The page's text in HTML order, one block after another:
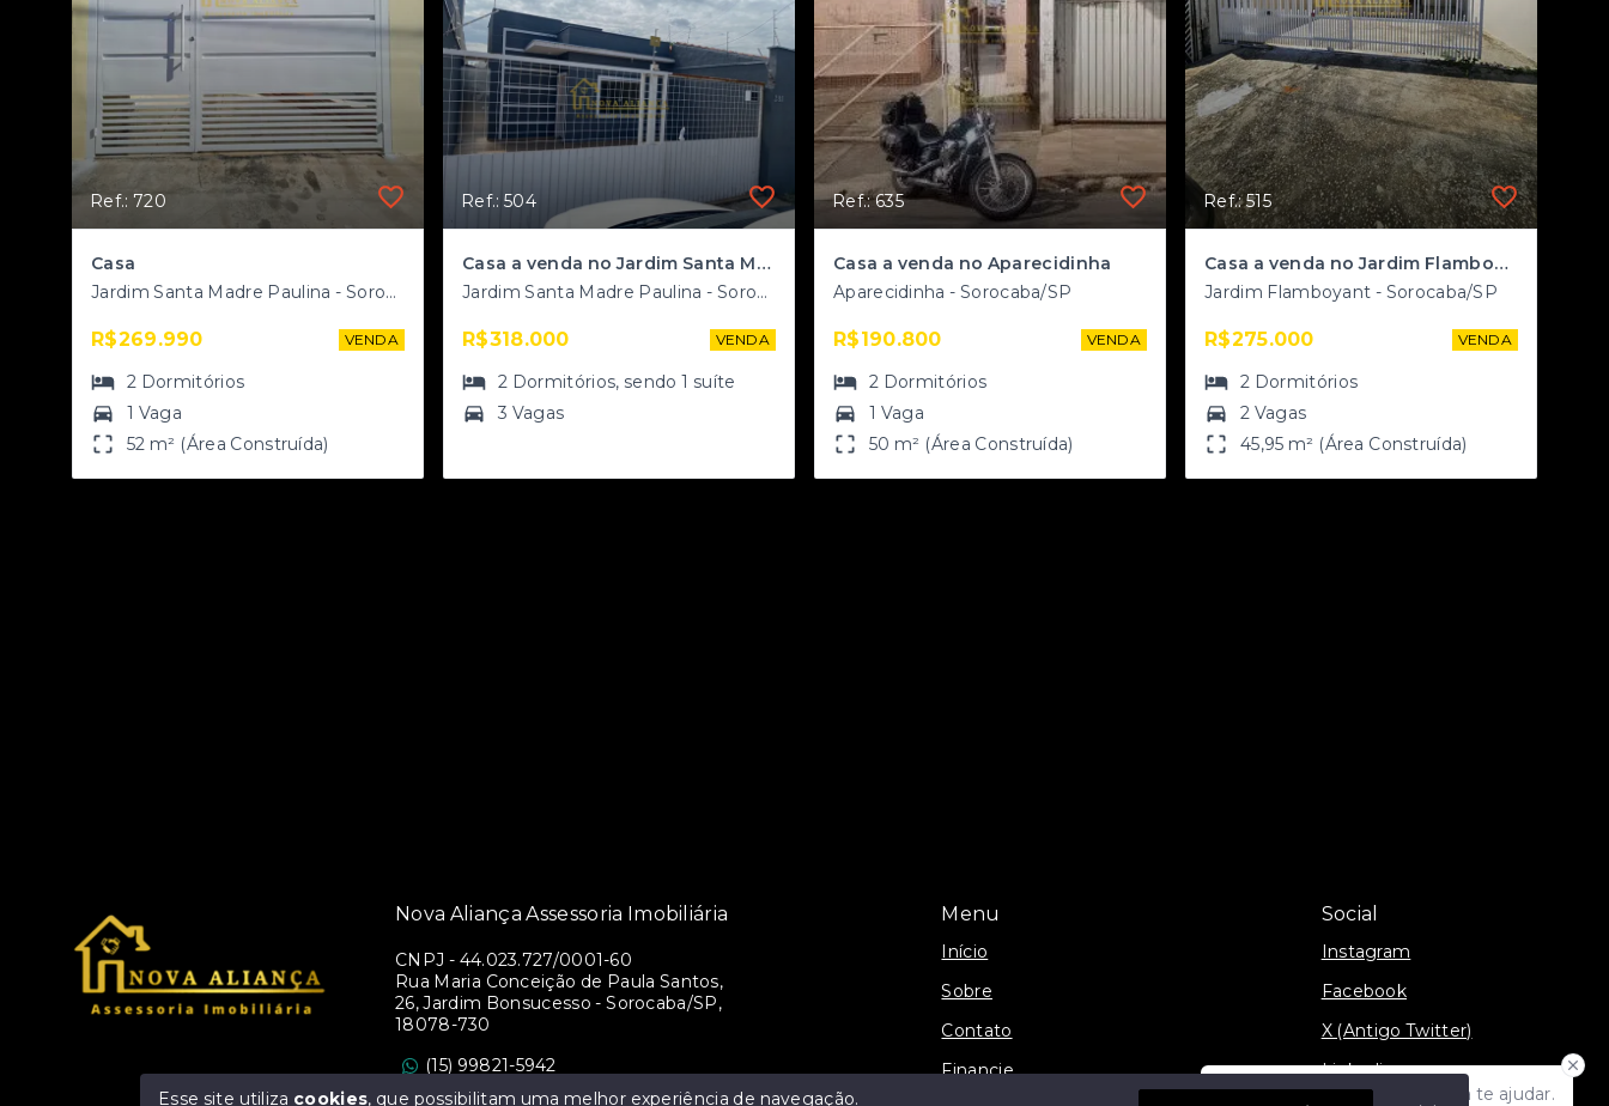
Ref.: 720
Casa
Jardim Santa Madre Paulina - Sorocaba/SP
R$269.990 VENDA
2 Dormitórios
1 Vaga
52 m² (Área Construída)
Ref.: 504
Casa a venda no Jardim Santa Madre Paulina
Jardim Santa Madre Paulina - Sorocaba/SP
R$318.000 VENDA
2 Dormitórios, sendo1 suíte
3 Vagas
Ref.: 635
Casa a venda no Aparecidinha
Aparecidinha - Sorocaba/SP
R$190.800 VENDA
2 Dormitórios
1 Vaga
50 m² (Área Construída)
Ref.: 515
Casa a venda no Jardim Flamboyant
Jardim Flamboyant - Sorocaba/SP
R$275.000 VENDA
2 Dormitórios
2 Vagas
45,95 m² (Área Construída)
Olá! Estamos disponíveis para te ajudar.
Menu
Início
Sobre
Contato
Financie
Social
Instagram
Facebook
X (Antigo Twitter)
Linkedin
Nova Aliança Assessoria Imobiliária
CNPJ - 44.023.727/0001-60
Rua Maria Conceição de Paula Santos,
26, Jardim Bonsucesso - Sorocaba/SP,
18078-730
(15) 99821-5942
assessorianovaalianca@gmail.com
Esse site utiliza cookies, que possibilitam uma melhor experiência de navegação.